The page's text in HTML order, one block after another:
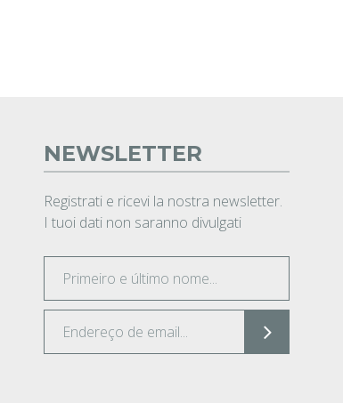
NEWSLETTER
Registrati e ricevi la nostra newsletter.
I tuoi dati non saranno divulgati